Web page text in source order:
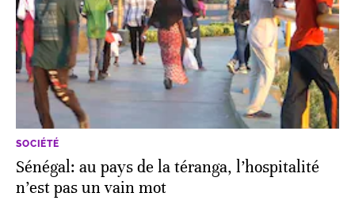
SOCIÉTÉ
Sénégal: au pays de la téranga, l’hospitalité
n’est pas un vain mot